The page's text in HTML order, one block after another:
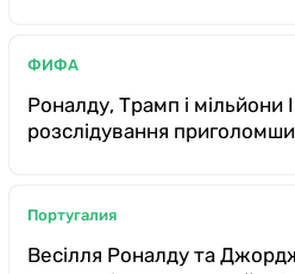
ФИФА
Роналду, Трамп і мільйони
розслідування
Португалия
Весілля Роналду та